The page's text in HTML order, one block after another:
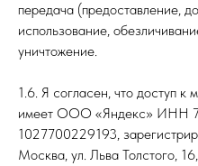
передача (предоставление,
использование,
уничтожение.
1.6. Я согласен, что доступ
имеет ООО «Яндекс» ИНН
1027700229193,
Москва, ул. Льва Толстого,